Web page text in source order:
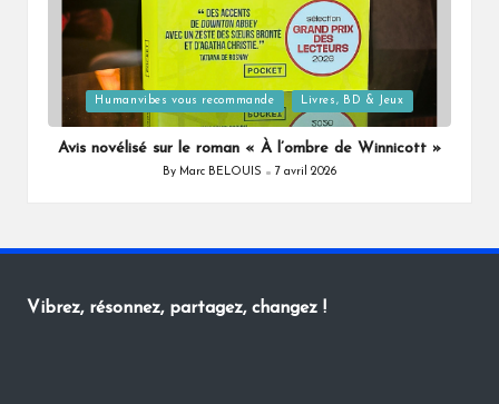
Posted
in
Humanvibes vous recommande Livres, BD & Jeux
Avis novélisé sur le roman « À l’ombre de Winnicott »
Posted
By Marc BELOUIS 7 avril 2026
Vibrez, résonnez, partagez, changez !